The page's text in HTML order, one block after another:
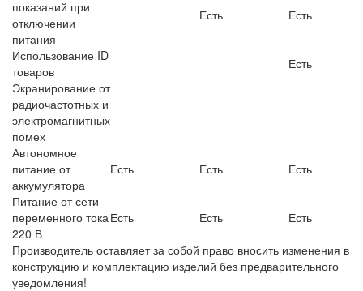
показаний при
отключении
питания
Есть Есть
Использование ID
товаров
Есть
Экранирование от
радиочастотных и
электромагнитных
помех
Автономное
питание от
аккумулятора
Есть Есть
Есть
Питание от сети
переменного тока
220 В
Есть Есть
Есть
Производитель оставляет за собой право вносить изменения в
конструкцию и комплектацию изделий без предварительного
уведомления!